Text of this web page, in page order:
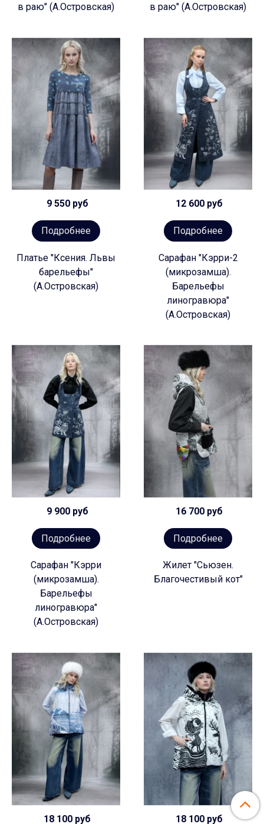
в раю" (А.Островская)
в раю" (А.Островская)
9 550 руб
Подробнее
Платье "Ксения. Львы
барельефы"
(А.Островская)
12 600 руб
Подробнее
Сарафан "Кэрри-2
(микрозамша).
Барельефы
линогравюра"
(А.Островская)
9 900 руб
Подробнее
Сарафан "Кэрри
(микрозамша).
Барельефы
линогравюра"
(А.Островская)
16 700 руб
Подробнее
Жилет "Сьюзен.
Благочестивый кот"
18 100 руб 18 100 руб